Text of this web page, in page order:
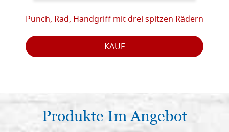
Punch, Rad, Handgriff mit drei spitzen Rädern
KAUF
Produkte Im Angebot